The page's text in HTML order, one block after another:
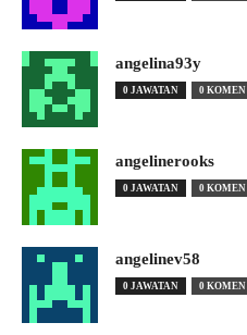
angelina93y
0 JAWATAN 0 KOMEN
angelinerooks
0 JAWATAN 0 KOMEN
angelinev58
0 JAWATAN 0 KOMEN